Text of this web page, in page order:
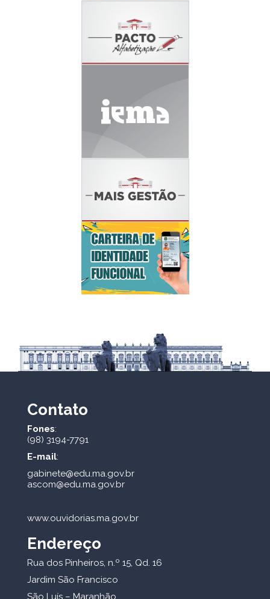
Contato
Fones:
(98) 3194-7791
E-mail:
gabinete@edu.ma.gov.br
ascom@edu.ma.gov.br
www.ouvidorias.ma.gov.br
Endereço
Rua dos Pinheiros, n.º 15, Qd. 16
Jardim São Francisco
São Luís – Maranhão